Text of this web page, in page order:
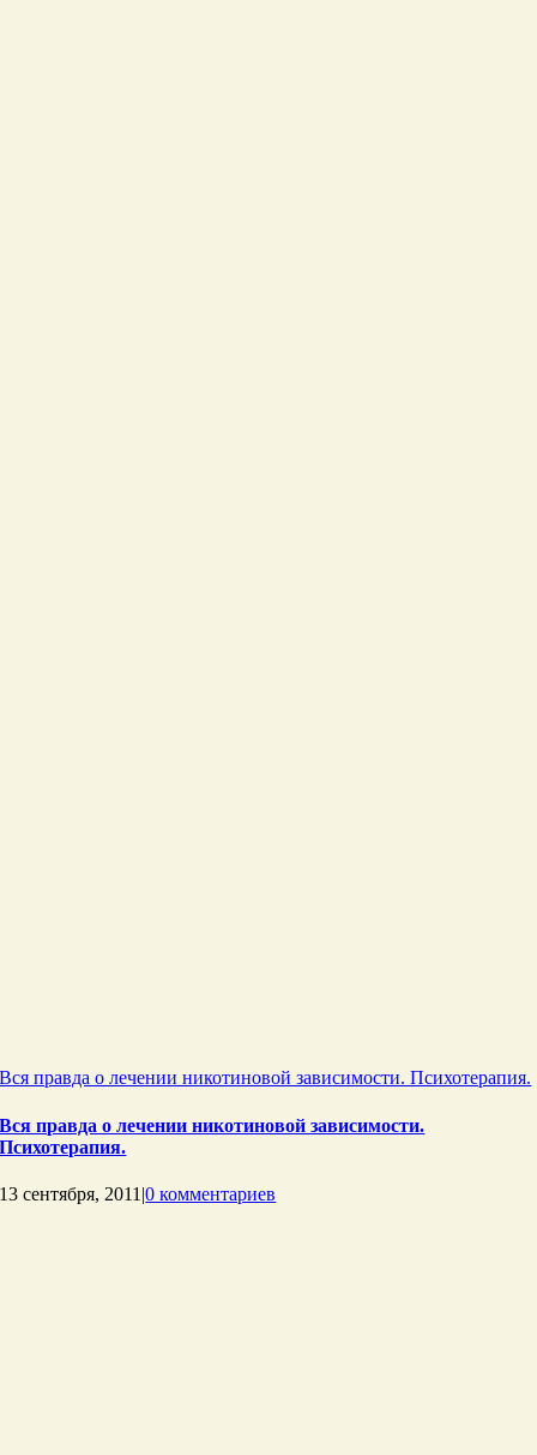
Вся правда о лечении никотиновой зависимости. Психотерапия.
Вся правда о лечении никотиновой зависимости.
Психотерапия.
13 сентября, 2011 |0 комментариев